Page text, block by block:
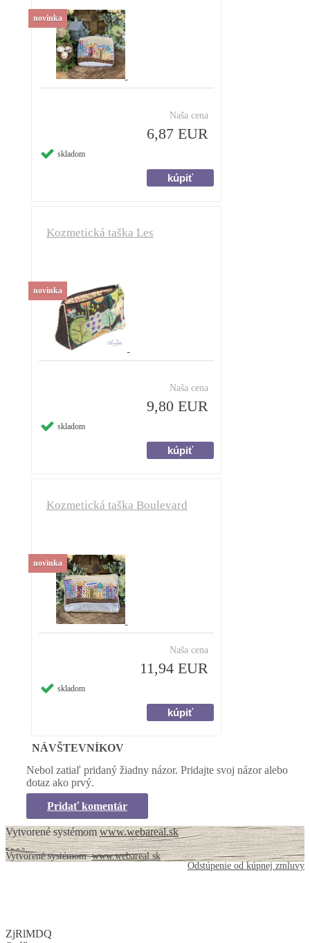
Naša cena
6,87 EUR
skladom
novinka
Kozmetická taška Les
Naša cena
9,80 EUR
skladom
novinka
Kozmetická taška Boulevard
Naša cena
11,94 EUR
skladom
novinka
NÁVŠTEVNÍKOV
Nebol zatiaľ pridaný žiadny názor. Pridajte svoj názor alebo
dotaz ako prvý.
Pridať komentár
Vytvorené systémomwww.webareal.sk
Vytvorené systémom www.webareal.sk
Odstúpenie od kúpnej zmluvy
ZjRlMDQ